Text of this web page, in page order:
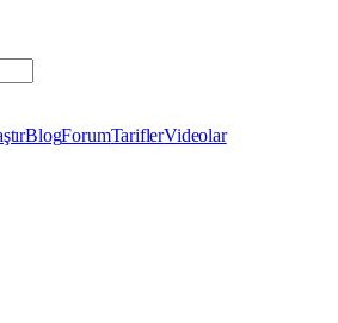
BlogForumTariflerVideolar